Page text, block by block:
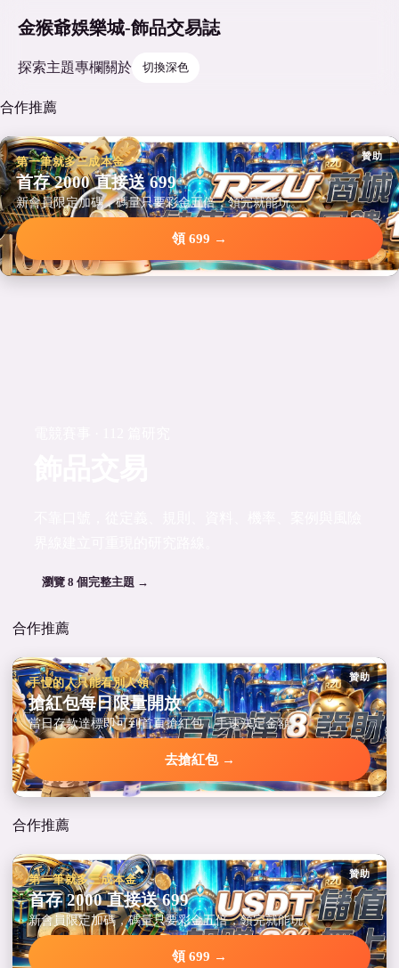
金猴爺娛樂城-飾品交易誌
探索主題專欄關於 切換深色
合作推薦
贊助
第一筆就多三成本金
首存 2000 直接送 699
新會員限定加碼，碼量只要彩金五倍，領完就能玩。
領 699 →
瀏覽 8 個完整主題 →
合作推薦
贊助
手慢的人只能看別人領
搶紅包每日限量開放
當日存款達標即可到首頁搶紅包，手速決定金額。
去搶紅包 →
合作推薦
贊助
第一筆就多三成本金
首存 2000 直接送 699
新會員限定加碼，碼量只要彩金五倍，領完就能玩。
領 699 →